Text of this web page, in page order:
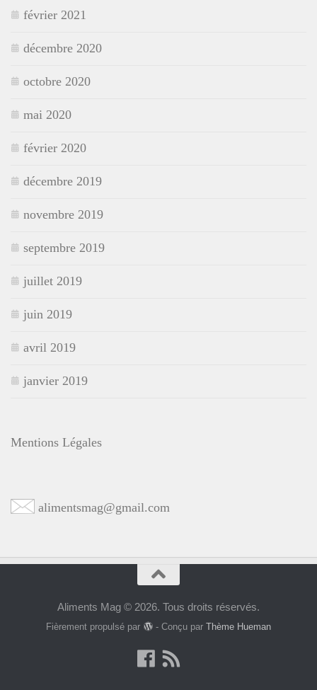
février 2021
décembre 2020
octobre 2020
mai 2020
février 2020
décembre 2019
novembre 2019
septembre 2019
juillet 2019
juin 2019
avril 2019
janvier 2019
Mentions Légales
alimentsmag@gmail.com
Aliments Mag © 2026. Tous droits réservés.
Fièrement propulsé par - Conçu par Thème Hueman